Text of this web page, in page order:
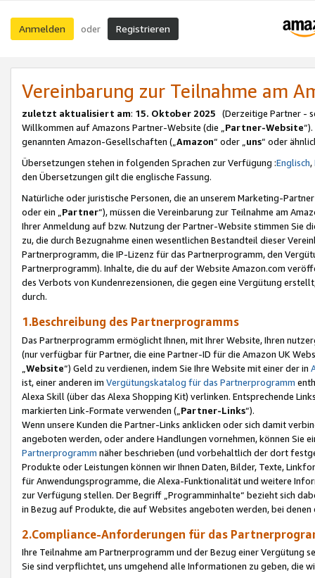
Anmelden oder Registrieren
Vereinbarung zur Teilnahme am
zuletzt aktualisiert am: 15. Oktober 2025 (Derzeitige Partner -
Willkommen auf Amazons Partner-Website (die „Partner-Website
genannten Amazon-Gesellschaften („Amazon“ oder „uns“ oder
Übersetzungen stehen in folgenden Sprachen zur Verfügung :Englisch,
den Übersetzungen gilt die englische Fassung.
Natürliche oder juristische Personen, die an unserem Marketing-
oder ein „Partner“), müssen die Vereinbarung zur Teilnahme am
Ihrer Anmeldung auf bzw. Nutzung der Partner-Website stimmen Sie
zu, die durch Bezugnahme einen wesentlichen Bestandteil dieser
Partnerprogramm, die IP-Lizenz für das Partnerprogramm, den
Partnerprogramm). Inhalte, die du auf der Website Amazon.com
des Verbots von Kundenrezensionen, die gegen eine Vergütung
durch.
1.Beschreibung des Partnerprogramms
Das Partnerprogramm ermöglicht Ihnen, mit Ihrer Website, Ihren
(nur verfügbar für Partner, die eine Partner-ID für die Amazon UK
Website“) Geld zu verdienen, indem Sie Ihre Website mit einer der in
ist, einer anderen im Vergütungskatalog für das Partnerprogramm
Alexa Skill (über das Alexa Shopping Kit) verlinken. Entsprechende
markierten Link-Formate verwenden („ Partner-Links“).
Wenn unsere Kunden die Partner-Links anklicken oder sich damit
angeboten werden, oder andere Handlungen vornehmen, können Sie
Partnerprogramm näher beschrieben (und vorbehaltlich der dort
Produkte oder Leistungen können wir Ihnen Daten, Bilder, Texte,
für Anwendungsprogramme, die Alexa-Funktionalität und weitere
zur Verfügung stellen. Der Begriff „Programminhalte“ bezieht sich
in Bezug auf Produkte, die auf Websites angeboten werden, bei
2.Compliance-Anforderungen für das
Ihre Teilnahme am Partnerprogramm und der Bezug einer Vergütung
Sie sind verpflichtet, uns umgehend alle Informationen zu geben, die